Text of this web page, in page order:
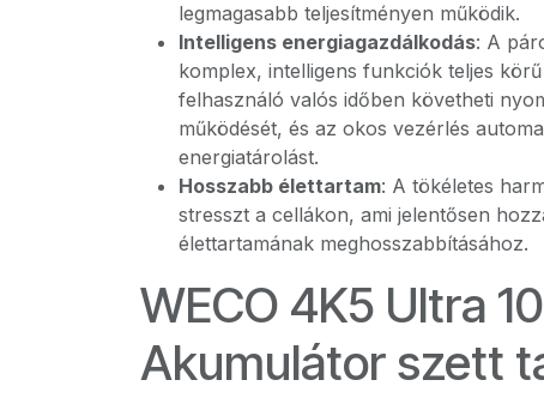
legmagasabb teljesítményen működik.
Intelligens energiagazdálkodás: A
komplex, intelligens funkciók teljes
felhasználó valós időben követheti
működését, és az okos vezérlés
energiatárolást.
Hosszabb élettartam: A tökéletes
stresszt a cellákon, ami jelentősen
élettartamának meghosszabbításához.
WECO 4K5 Ultra
Akumulátor szett